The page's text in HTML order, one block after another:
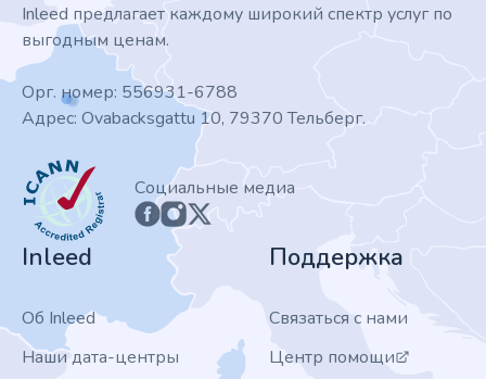
Inleed предлагает каждому широкий спектр услуг по
выгодным ценам.
Орг. номер: 556931-6788
Адрес: Ovabacksgattu 10, 79370 Тельберг.
ICANN
Социальные медиа
Inleed
Об Inleed
Наши дата-центры
Поддержка
Связаться с нами
Центр помощи